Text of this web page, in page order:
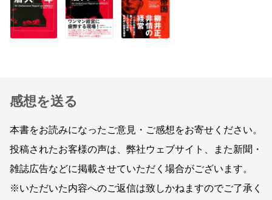
感想を送る
本書をお読みになったご意見・ご感想をお寄せください。
投稿されたお客様の声は、弊社ウェブサイト、また新聞・
雑誌広告などに掲載させていただく場合がございます。
※いただいた内容へのご返信は致しかねますのでご了承く